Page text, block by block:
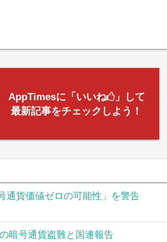
AppTimesに「いいね
」して
最新記事をチェックしよう！
通貨価値ゼロの可能性」を警告
暗号通貨盗難と国連報告